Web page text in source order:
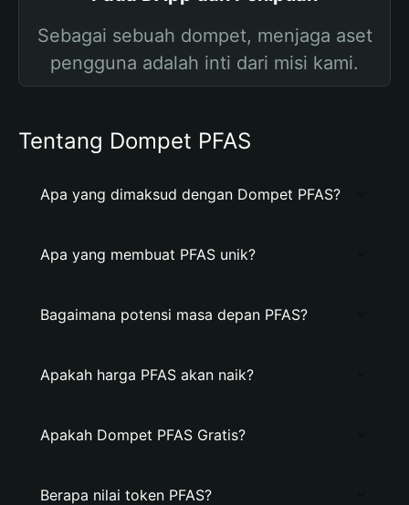
Sebagai sebuah dompet, menjaga aset
pengguna adalah inti dari misi kami.
Tentang Dompet PFAS
Apa yang dimaksud dengan Dompet PFAS?
Apa yang membuat PFAS unik?
Bagaimana potensi masa depan PFAS?
Apakah harga PFAS akan naik?
Apakah Dompet PFAS Gratis?
Berapa nilai token PFAS?